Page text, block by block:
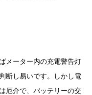
メーター内の充電警告灯
断し易いです。しかし電
厄介で、バッテリーの交